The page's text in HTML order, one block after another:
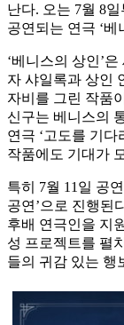
난다. 오는 7월 8
공연되는 연극 ‘베
‘베니스의 상인’
자 샤일록과 상인
자비를 그린 작품
신구는 베니스의
연극 ‘고도를 기다
작품에도 기대가
특히 7월 11일 공
공연’으로 진행된
후배 연극인을 지
성 프로젝트를 펼
들의 귀감 있는 행